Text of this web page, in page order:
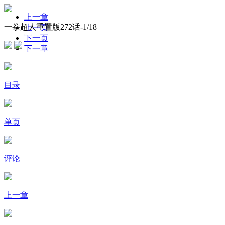
一拳超人重置版272话-1/18
上一章
上一页
下一页
下一章
目录
单页
评论
上一章